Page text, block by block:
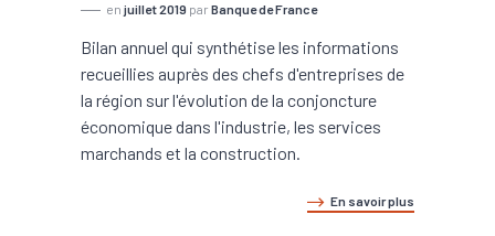
en juillet 2019 par Banque de France
Bilan annuel qui synthétise les informations
recueillies auprès des chefs d'entreprises de
la région sur l'évolution de la conjoncture
économique dans l'industrie, les services
marchands et la construction.
En savoir plus